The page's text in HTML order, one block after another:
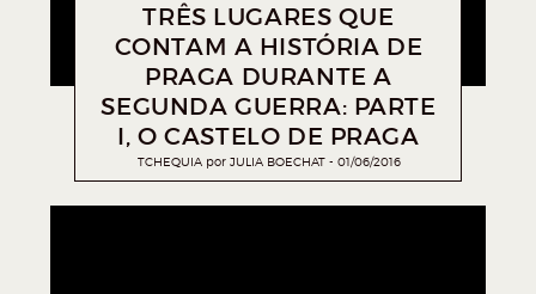
TRÊS LUGARES QUE
CONTAM A HISTÓRIA DE
PRAGA DURANTE A
SEGUNDA GUERRA: PARTE
I, O CASTELO DE PRAGA
TCHEQUIA por JULIA BOECHAT 01/06/2016